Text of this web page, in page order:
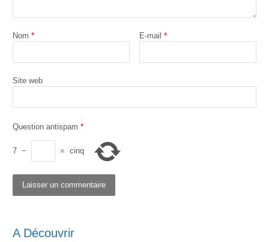
Nom * E-mail*
Site web
Question antispam *
7 − = cinq
A Découvrir